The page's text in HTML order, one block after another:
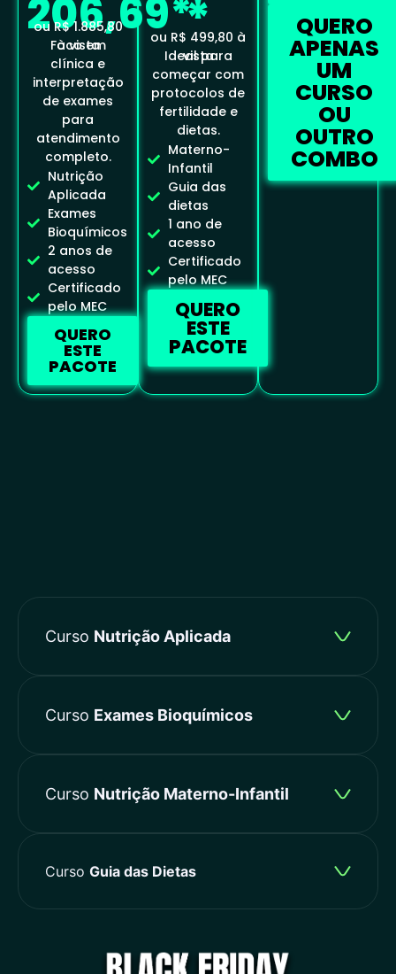
206,69*
ou R$ 1.885,80
à vista
Foco em
clínica e
interpretação
de exames
para
atendimento
completo.
Nutrição
Aplicada
Exames
Bioquímicos
2 anos de
acesso
Certificado
pelo MEC
QUERO
ESTE
PACOTE
*
ou R$ 499,80 à
vista
Ideal para
começar com
protocolos de
fertilidade e
dietas.
Materno-
Infantil
Guia das
dietas
1 ano de
acesso
Certificado
pelo MEC
QUERO
ESTE
PACOTE
QUERO
APENAS
UM
CURSO
OU
OUTRO
COMBO
Curso Nutrição Aplicada
Curso Exames Bioquímicos
Curso Nutrição Materno-Infantil
Curso Guia das Dietas